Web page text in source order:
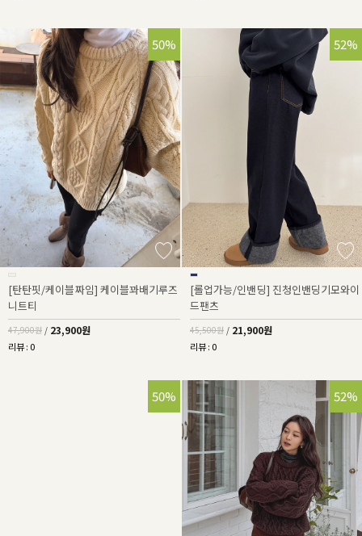
50%
[탄탄핏/케이블짜임] 케이블꽈배기루즈
니트티
47,900원 / 23,900원
리뷰 : 0
52%
[롤업가능/인밴딩] 진청인밴딩기모와이
드팬츠
45,500원 / 21,900원
리뷰 : 0
50% 52%